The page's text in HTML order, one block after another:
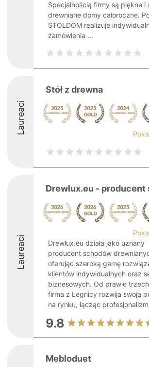
Specjalnością firmy są piękne i
drewniane domy całoroczne.
STOLDOM realizuje
zamówienia ...
Laureaci
Stół z drewna
Laureaci
Drewlux.eu - producent
Drewlux.eu działa jako uznany
producent schodów
oferując szeroką gamę
klientów indywidualnych oraz
biznesowych. Od prawie
firma z Legnicy rozwija swoją
na rynku, łącząc
9.8
Mebloduet